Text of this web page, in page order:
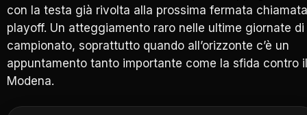
con la testa già rivolta alla prossima fermata chiamata
playoff. Un atteggiamento raro nelle ultime giornate di
campionato, soprattutto quando all’orizzonte c’è un
appuntamento tanto importante come la sfida contro il
Modena.